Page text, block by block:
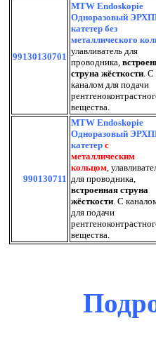
99130130701
MTW Endoskopie
Одноразовый
катетер без
металлического
улавливатель для
проводника,
струна жёсткости. С
каналом для подачи
вещества.
990130711
MTW Endoskopie
Одноразовый
катетер с
металлическим
кольцом,
для проводника,
встроенная струна
жёсткости. С
для подачи
вещества.